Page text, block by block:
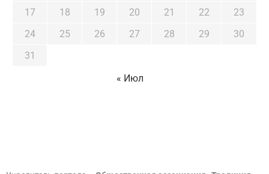
17
18 19 20 21 22
23
24
25 26 27 28 29
30
31
« Июл